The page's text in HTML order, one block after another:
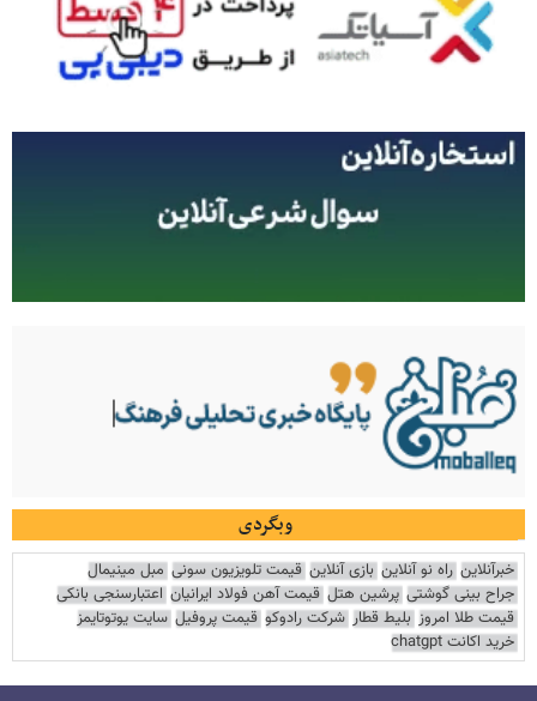
وبگردی
خبرآنلاین راه نو آنلاین بازی آنلاین قیمت تلویزیون سونی مبل مینیمال
جراح بینی گوشتی پرشین هتل قیمت آهن فولاد ایرانیان اعتبارسنجی بانکی
قیمت طلا امروز بلیط قطار شرکت رادوکو قیمت پروفیل سایت یوتوتایمز
خرید اکانت chatgpt